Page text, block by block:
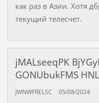
как раз в Азии. Хотя
текущий телесчет.
jMALseeqPK
GONUbukFMS
JWNWFRELSC 05/08/2024